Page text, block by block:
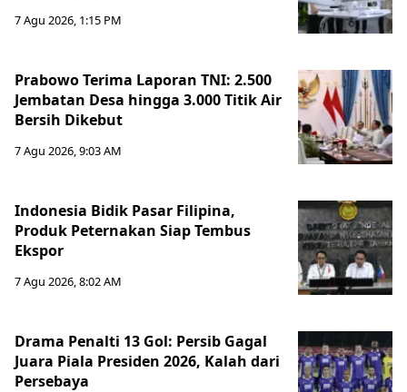
7 Agu 2026, 1:15 PM
Prabowo Terima Laporan TNI: 2.500
Jembatan Desa hingga 3.000 Titik Air
Bersih Dikebut
7 Agu 2026, 9:03 AM
Indonesia Bidik Pasar Filipina,
Produk Peternakan Siap Tembus
Ekspor
7 Agu 2026, 8:02 AM
Drama Penalti 13 Gol: Persib Gagal
Juara Piala Presiden 2026, Kalah dari
Persebaya